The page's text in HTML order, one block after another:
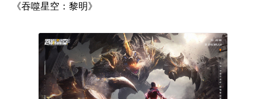
《吞噬星空：黎明》